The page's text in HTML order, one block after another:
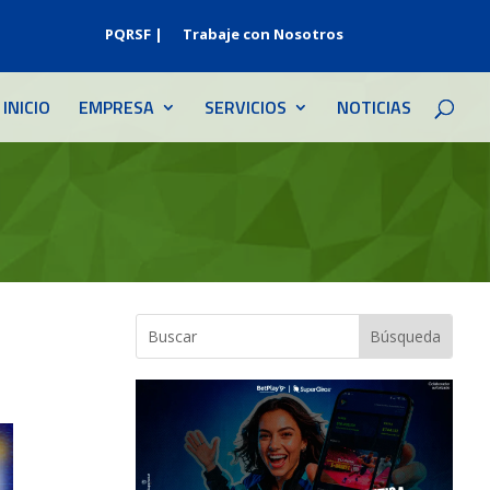
PQRSF | Trabaje con Nosotros
INICIO EMPRESA SERVICIOS NOTICIAS